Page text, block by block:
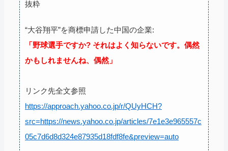
抜粋
“大谷翔平”を商標申請した中国の企業:
「野球選手ですか? それはよく知らないです。偶然
かもしれませんね、偶然」
リンク先全文参照
https://approach.yahoo.co.jp/r/QUyHCH?
src=https://news.yahoo.co.jp/articles/7e1e3e965557c
05c7d6d8d324e87935d18fdf8fe&preview=auto